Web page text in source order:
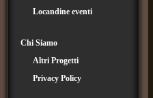
Locandine eventi
Chi Siamo
Altri Progetti
Privacy Policy